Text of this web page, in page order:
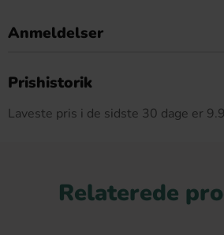
Anmeldelser
Prishistorik
Laveste pris i de sidste 30 dage er
Relaterede